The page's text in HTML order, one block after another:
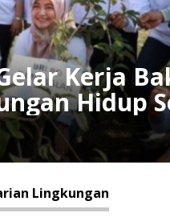
Kerja
Hidup
Lingkungan